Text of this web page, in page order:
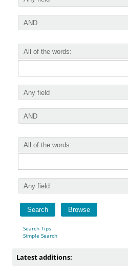
Search Tips
Simple Search
Latest additions: